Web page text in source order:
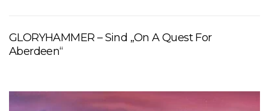
GLORYHAMMER – Sind „On A Quest For
Aberdeen“